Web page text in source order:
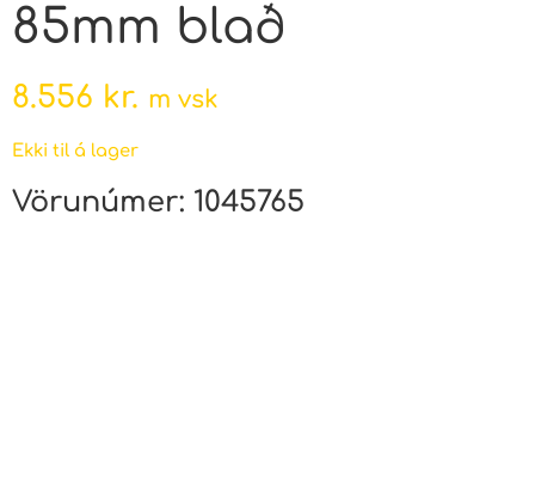
85mm blað
8.556 kr. m vsk
Ekki til á lager
Vörunúmer: 1045765